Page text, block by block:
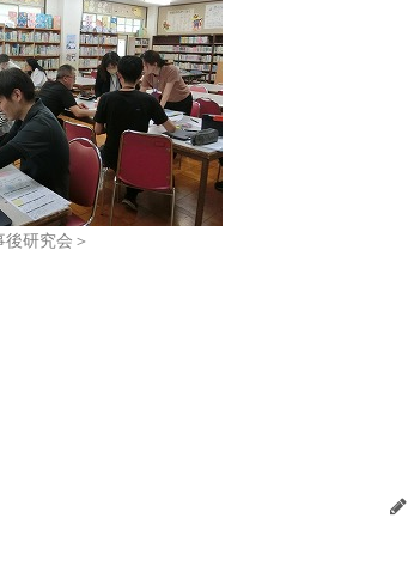
後研究会＞